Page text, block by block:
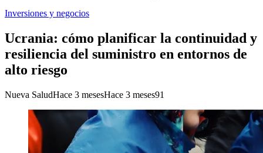
Inversiones y negocios
Ucrania: cómo planificar la continuidad y
resiliencia del suministro en entornos de
alto riesgo
Nueva SaludHace 3 mesesHace 3 meses91